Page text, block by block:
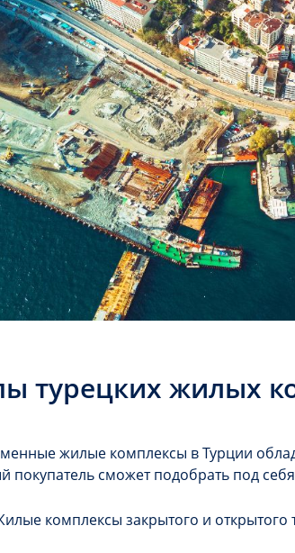
турецких жилых
жилые комплексы в Турции
покупатель сможет подобрать под
комплексы закрытого и открытого